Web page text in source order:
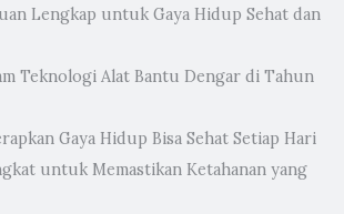
Lengkap untuk Gaya Hidup Sehat dan
Teknologi Alat Bantu Dengar di Tahun
Gaya Hidup Bisa Sehat Setiap Hari
untuk Memastikan Ketahanan yang